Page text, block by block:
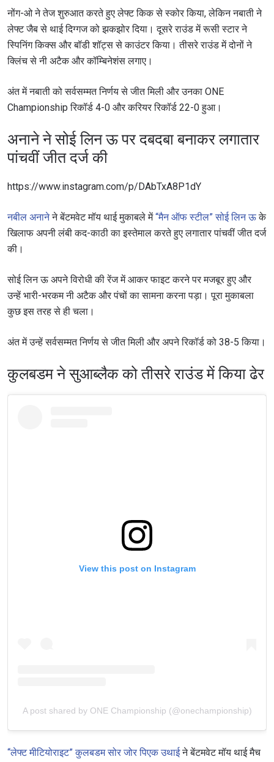
नोंग-ओ ने तेज शुरुआत करते हुए लेफ्ट किक से स्कोर किया, लेकिन नबाती ने
लेफ्ट जैब से थाई दिग्गज को झकझोर दिया। दूसरे राउंड में रूसी स्टार ने
स्पिनिंग किक्स और बॉडी शॉट्स से काउंटर किया। तीसरे राउंड में दोनों ने
क्लिंच से नी अटैक और कॉम्बिनेशंस लगाए।
अंत में नबाती को सर्वसम्मत निर्णय से जीत मिली और उनका ONE
Championship रिकॉर्ड 4-0 और करियर रिकॉर्ड 22-0 हुआ।
अनाने ने सोई लिन ऊ पर दबदबा बनाकर लगातार
पांचवीं जीत दर्ज की
https://www.instagram.com/p/DAbTxA8P1dY
नबील अनानेने बेंटमवेट मॉय थाई मुकाबले में“मैन ऑफ स्टील” सोई लिन ऊके
खिलाफ अपनी लंबी कद-काठी का इस्तेमाल करते हुए लगातार पांचवीं जीत दर्ज
की।
सोई लिन ऊ अपने विरोधी की रेंज में आकर फाइट करने पर मजबूर हुए और
उन्हें भारी-भरकम नी अटैक और पंचों का सामना करना पड़ा। पूरा मुकाबला
कुछ इस तरह से ही चला।
अंत में उन्हें सर्वसम्मत निर्णय से जीत मिली और अपने रिकॉर्ड को 38-5 किया।
कुलबडम ने सुआब्लैक को तीसरे राउंड में किया ढेर
View this post on Instagram
A post shared by ONE Championship (@onechampionship)
“लेफ्ट मीटियोराइट” कुलबडम सोर जोर पिएक उथाईने बेंटमवेट मॉय थाई मैच